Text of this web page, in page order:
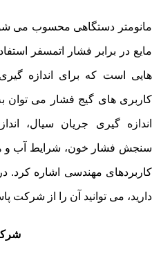
مانومتر دستگاهی محسوب می
مایع در برابر فشار اتمسفر
هایی است که برای اندازه
کاربری های گیج فشار می
اندازه گیری جریان سیال،
سنجش فشار خون، شرایط آب و
کاربردهای مهندسی اشاره کرد.
دارید، می توانید آن را از شرکت